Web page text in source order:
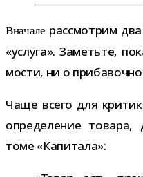
Вначале рас­смот­рим
«услуга». Заметьте,
мо­сти, ни о
Чаще всего для
опре­де­ле­ние
томе «Капитала»: